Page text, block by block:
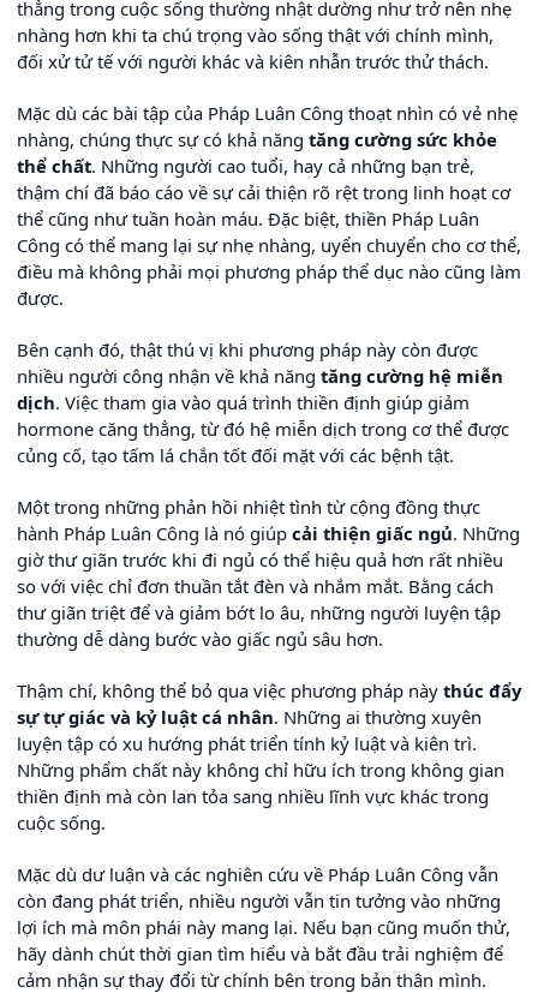
thẳng trong cuộc sống thường nhật dường như trở nên nhẹ
nhàng hơn khi ta chú trọng vào sống thật với chính mình,
đối xử tử tế với người khác và kiên nhẫn trước thử thách.
Mặc dù các bài tập của Pháp Luân Công thoạt nhìn có vẻ nhẹ
nhàng, chúng thực sự có khả năng tăng cường sức khỏe
thể chất. Những người cao tuổi, hay cả những bạn trẻ,
thậm chí đã báo cáo về sự cải thiện rõ rệt trong linh hoạt cơ
thể cũng như tuần hoàn máu. Đặc biệt, thiền Pháp Luân
Công có thể mang lại sự nhẹ nhàng, uyển chuyển cho cơ thể,
điều mà không phải mọi phương pháp thể dục nào cũng làm
được.
Bên cạnh đó, thật thú vị khi phương pháp này còn được
nhiều người công nhận về khả năng tăng cường hệ miễn
dịch. Việc tham gia vào quá trình thiền định giúp giảm
hormone căng thẳng, từ đó hệ miễn dịch trong cơ thể được
củng cố, tạo tấm lá chắn tốt đối mặt với các bệnh tật.
Một trong những phản hồi nhiệt tình từ cộng đồng thực
hành Pháp Luân Công là nó giúp cải thiện giấc ngủ. Những
giờ thư giãn trước khi đi ngủ có thể hiệu quả hơn rất nhiều
so với việc chỉ đơn thuần tắt đèn và nhắm mắt. Bằng cách
thư giãn triệt để và giảm bớt lo âu, những người luyện tập
thường dễ dàng bước vào giấc ngủ sâu hơn.
Thậm chí, không thể bỏ qua việc phương pháp này thúc đẩy
sự tự giác và kỷ luật cá nhân. Những ai thường xuyên
luyện tập có xu hướng phát triển tính kỷ luật và kiên trì.
Những phẩm chất này không chỉ hữu ích trong không gian
thiền định mà còn lan tỏa sang nhiều lĩnh vực khác trong
cuộc sống.
Mặc dù dư luận và các nghiên cứu về Pháp Luân Công vẫn
còn đang phát triển, nhiều người vẫn tin tưởng vào những
lợi ích mà môn phái này mang lại. Nếu bạn cũng muốn thử,
hãy dành chút thời gian tìm hiểu và bắt đầu trải nghiệm để
cảm nhận sự thay đổi từ chính bên trong bản thân mình.